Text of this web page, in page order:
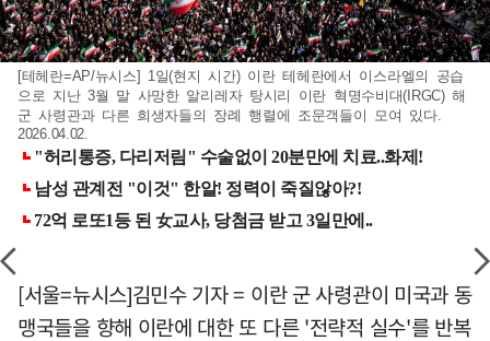
[테헤란=AP/뉴시스] 1일(현지 시간) 이란 테헤란에서 이스라엘의 공습
으로 지난 3월 말 사망한 알리레자 탕시리 이란 혁명수비대(IRGC) 해
군 사령관과 다른 희생자들의 장례 행렬에 조문객들이 모여 있다.
2026.04.02.
[서울=뉴시스]김민수 기자 = 이란 군 사령관이 미국과 동
맹국들을 향해 이란에 대한 또 다른 '전략적 실수'를 반복